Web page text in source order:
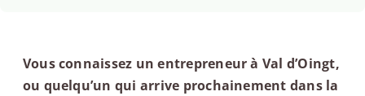
Vous connaissez un entrepreneur à Val d’Oingt,
ou quelqu’un qui arrive prochainement dans la